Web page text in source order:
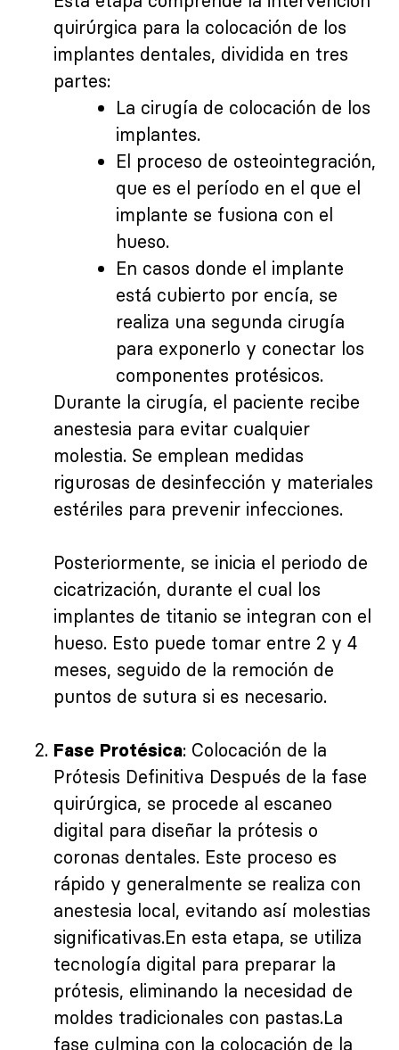
quirúrgica para la colocación de los
implantes dentales, dividida en tres
partes:
La cirugía de colocación de los
implantes.
El proceso de osteointegración,
que es el período en el que el
implante se fusiona con el
hueso.
En casos donde el implante
está cubierto por encía, se
realiza una segunda cirugía
para exponerlo y conectar los
componentes protésicos.
Durante la cirugía, el paciente recibe
anestesia para evitar cualquier
molestia. Se emplean medidas
rigurosas de desinfección y materiales
estériles para prevenir infecciones.
Posteriormente, se inicia el periodo de
cicatrización, durante el cual los
implantes de titanio se integran con el
hueso. Esto puede tomar entre 2 y 4
meses, seguido de la remoción de
puntos de sutura si es necesario.
Fase Protésica: Colocación de la
Prótesis Definitiva Después de la fase
quirúrgica, se procede al escaneo
digital para diseñar la prótesis o
coronas dentales. Este proceso es
rápido y generalmente se realiza con
anestesia local, evitando así molestias
significativas.En esta etapa, se utiliza
tecnología digital para preparar la
prótesis, eliminando la necesidad de
moldes tradicionales con pastas.La
fase culmina con la colocación de la